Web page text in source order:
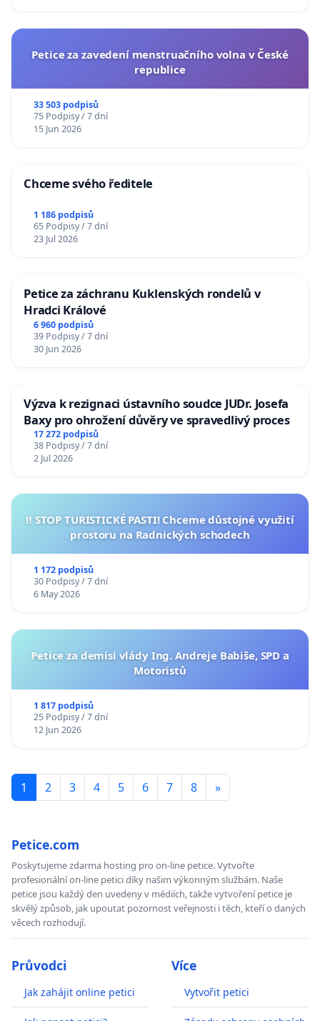
Petice za zavedení menstruačního volna v České
republice
33 503 podpisů
75 Podpisy / 7 dní
15 Jun 2026
Chceme svého ředitele
1 186 podpisů
65 Podpisy / 7 dní
23 Jul 2026
Petice za záchranu Kuklenských rondelů v
Hradci Králové
6 960 podpisů
39 Podpisy / 7 dní
30 Jun 2026
Výzva k rezignaci ústavního soudce JUDr. Josefa
Baxy pro ohrožení důvěry ve spravedlivý proces
17 272 podpisů
38 Podpisy / 7 dní
2 Jul 2026
‼️ STOP TURISTICKÉ PASTI! Chceme důstojné využití
prostoru na Radnických schodech
1 172 podpisů
30 Podpisy / 7 dní
6 May 2026
Petice za demisi vlády Ing. Andreje Babiše, SPD a
Motoristů
1 817 podpisů
25 Podpisy / 7 dní
12 Jun 2026
1 2 3 4 5 6 7 8 »
Petice.com
Poskytujeme zdarma hosting pro on-line petice. Vytvořte
profesionální on-line petici díky našim výkonným službám. Naše
petice jsou každý den uvedeny v médiích, takže vytvoření petice je
skvělý způsob, jak upoutat pozornost veřejnosti i těch, kteří o daných
věcech rozhodují.
Průvodci
Jak zahájit online petici
Více
Vytvořit petici